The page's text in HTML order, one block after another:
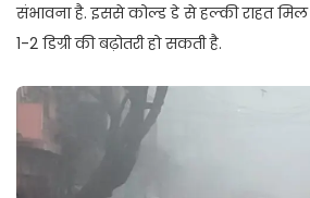
संभावना है. इससे कोल्ड डे से हल्की राहत
1-2 डिग्री की बढ़ोतरी हो सकती है.